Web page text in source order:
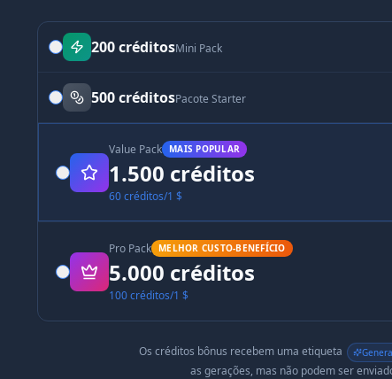
200 créditosMini Pack
500 créditosPacote Starter
Value Pack MAIS POPULAR
1.500 créditos
60 créditos/1 $
Pro Pack MELHOR CUSTO-BENEFÍCIO
5.000 créditos
100 créditos/1 $
Os créditos bônus recebem uma etiqueta
as gerações, mas não podem ser